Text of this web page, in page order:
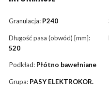
Granulacja: P240
Długość pasa (obwód) [mm]:
520
Podkład: Płótno bawełniane
Grupa: PASY ELEKTROKOR.